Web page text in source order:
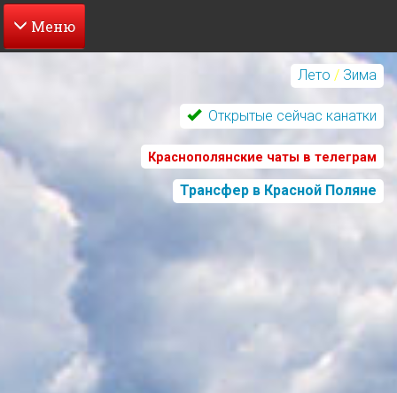
Перейти
содержанию
Лето / Зима
Открытые сейчас канатки
Краснополянские чаты в телеграм
Трансфер в Красной Поляне